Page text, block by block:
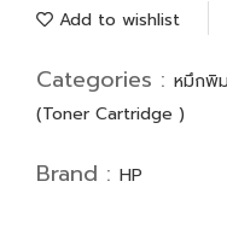
Add to wishlist
Categories : หมึกพิ
(Toner Cartridge )
Brand : HP